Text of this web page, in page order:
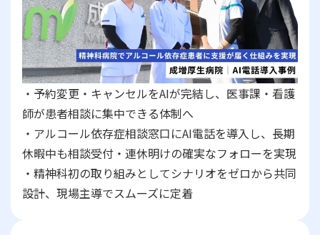
・予約変更・キャンセルをAIが完結し、医事課・看護
師が患者相談に集中できる体制へ
・アルコール依存症相談窓口にAI電話を導入し、長期
休暇中も相談受付・連休明けの確実なフォローを実現
・精神科初の取り組みとしてシナリオをゼロから共同
設計、現場主導でスムーズに定着